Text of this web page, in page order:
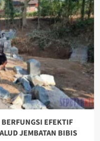
EFEKTIF
JEMBATAN BIBIS